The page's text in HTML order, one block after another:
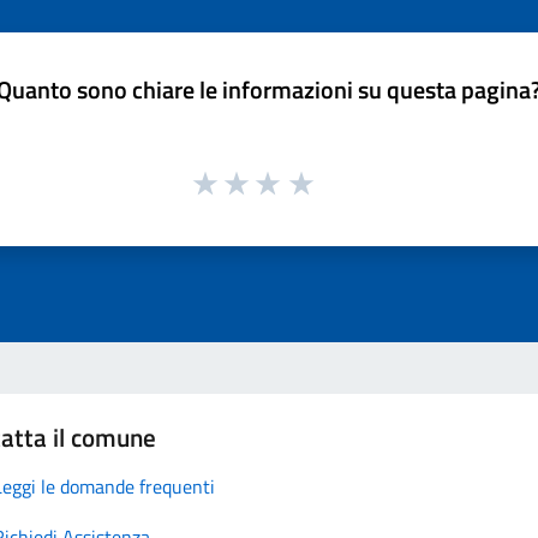
sono chiare le informazioni su questa
il comune
le domande frequenti